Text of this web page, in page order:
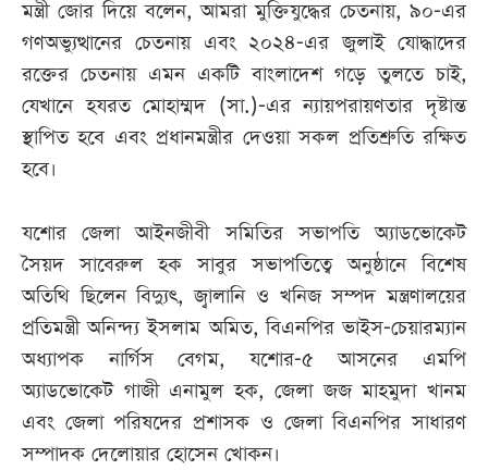
মন্ত্রী জোর দিয়ে বলেন, আমরা মুক্তিযুদ্ধের চেতনায়, ৯০-এর
গণঅভ্যুত্থানের চেতনায় এবং ২০২৪-এর জুলাই যোদ্ধাদের
রক্তের চেতনায় এমন একটি বাংলাদেশ গড়ে তুলতে চাই,
যেখানে হযরত মোহাম্মদ (সা.)-এর ন্যায়পরায়ণতার দৃষ্টান্ত
স্থাপিত হবে এবং প্রধানমন্ত্রীর দেওয়া সকল প্রতিশ্রুতি রক্ষিত
হবে।
যশোর জেলা আইনজীবী সমিতির সভাপতি অ্যাডভোকেট
সৈয়দ সাবেরুল হক সাবুর সভাপতিত্বে অনুষ্ঠানে বিশেষ
অতিথি ছিলেন বিদ্যুৎ, জ্বালানি ও খনিজ সম্পদ মন্ত্রণালয়ের
প্রতিমন্ত্রী অনিন্দ্য ইসলাম অমিত, বিএনপির ভাইস-চেয়ারম্যান
অধ্যাপক নার্গিস বেগম, যশোর-৫ আসনের এমপি
অ্যাডভোকেট গাজী এনামুল হক, জেলা জজ মাহমুদা খানম
এবং জেলা পরিষদের প্রশাসক ও জেলা বিএনপির সাধারণ
সম্পাদক দেলোয়ার হোসেন খোকন।